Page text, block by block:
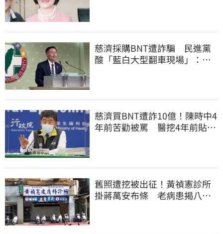
慈濟採購BNT遭詐騙 民進黨
酸「藍白大型翻車現場」：應
慈濟買BNT遭詐10億！陳時中4
年前苦勸被罵 醫挖4年前貼
舊照遭挖被出征！黃禎憲診所
掛蔣萬安布條 老病患揭八仙